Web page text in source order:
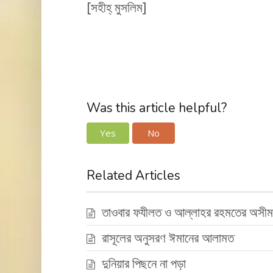
[সহীহ্ মুসলিম]
Was this article helpful?
Yes No
Related Articles
তাওবার ফযীলত ও আল্লাহর রহমতের
রাসূলের অনুসরণ ঈমানের আলামত
দুনিয়ার পিছনে না পড়া